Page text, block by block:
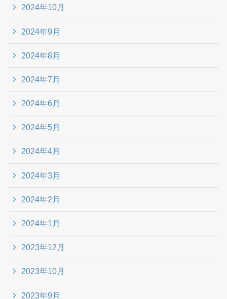
2024年10月
2024年9月
2024年8月
2024年7月
2024年6月
2024年5月
2024年4月
2024年3月
2024年2月
2024年1月
2023年12月
2023年10月
2023年9月